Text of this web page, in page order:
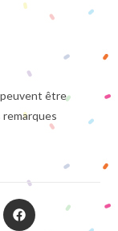
être
Opens
in